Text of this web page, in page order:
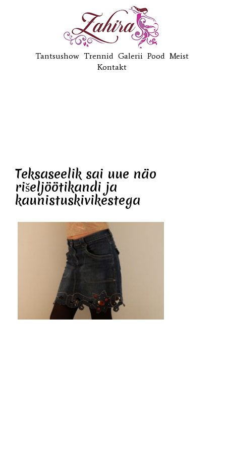
Tantsushow Trennid Galerii Pood Meist
Kontakt
Teksaseelik sai uue näo
rišeljöötikandi ja
kaunistuskivikestega